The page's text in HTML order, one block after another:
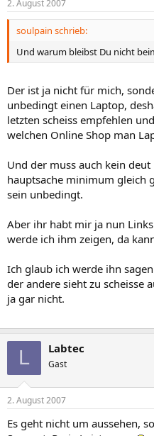
2. August 2007
soulpain schrieb:
Und warum bleibst Du nicht
Der ist ja nicht für mich,
unbedingt einen Laptop,
letzten scheiss empfehlen
welchen Online Shop man
Und der muss auch kein deut
hauptsache minimum gleich
sein unbedingt.
Aber ihr habt mir ja nun
werde ich ihm zeigen, da
Ich glaub ich werde ihn
der andere sieht zu scheisse
ja gar nicht.
L Labtec
Gast
2. August 2007
Es geht nicht um aussehen,